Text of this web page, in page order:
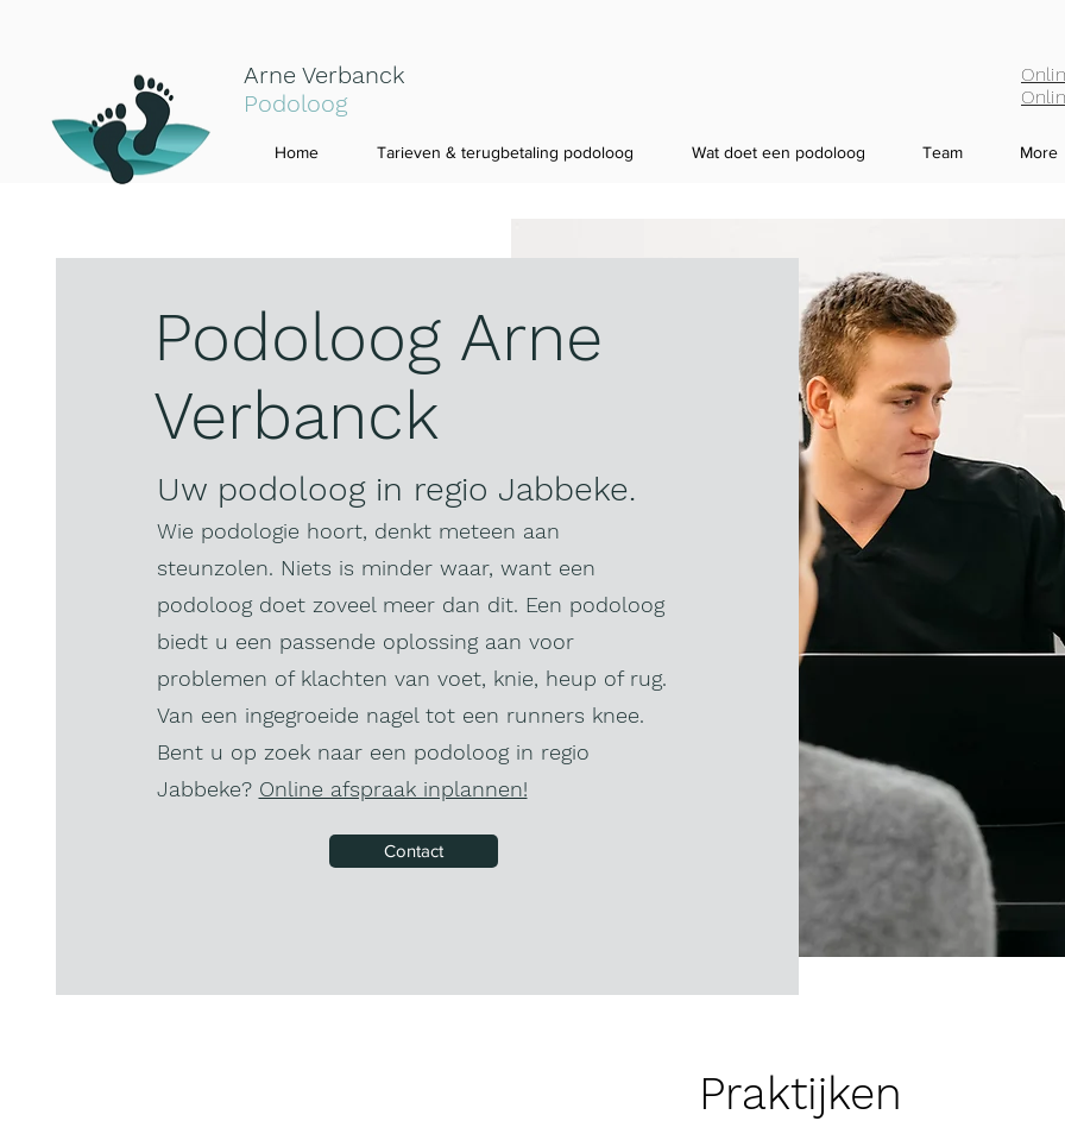
Arne Verbanck
Podoloog
Home Tarieven & terugbetaling podoloog Wat doet een podoloog Team More
Podoloog Arne
Verbanck
Uw podoloog in regio Jabbeke.
Wie podologie hoort, denkt meteen aan
steunzolen. Niets is minder waar, want een
podoloog doet zoveel meer dan dit. Een podoloog
biedt u een passende oplossing aan voor
problemen of klachten van voet, knie, heup of rug.
Van een ingegroeide nagel tot een runners knee.
Bent u op zoek naar een podoloog in regio
Jabbeke? Online afspraak inplannen!
Contact
Praktijken